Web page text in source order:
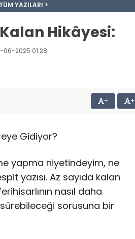
YAZILARI
Hikâyesi:
06-2025 01:28
- +
Gidiyor?
yapma niyetindeyim, ne
yazısı. Az sayıda kalan
nasıl daha
sorusuna bir